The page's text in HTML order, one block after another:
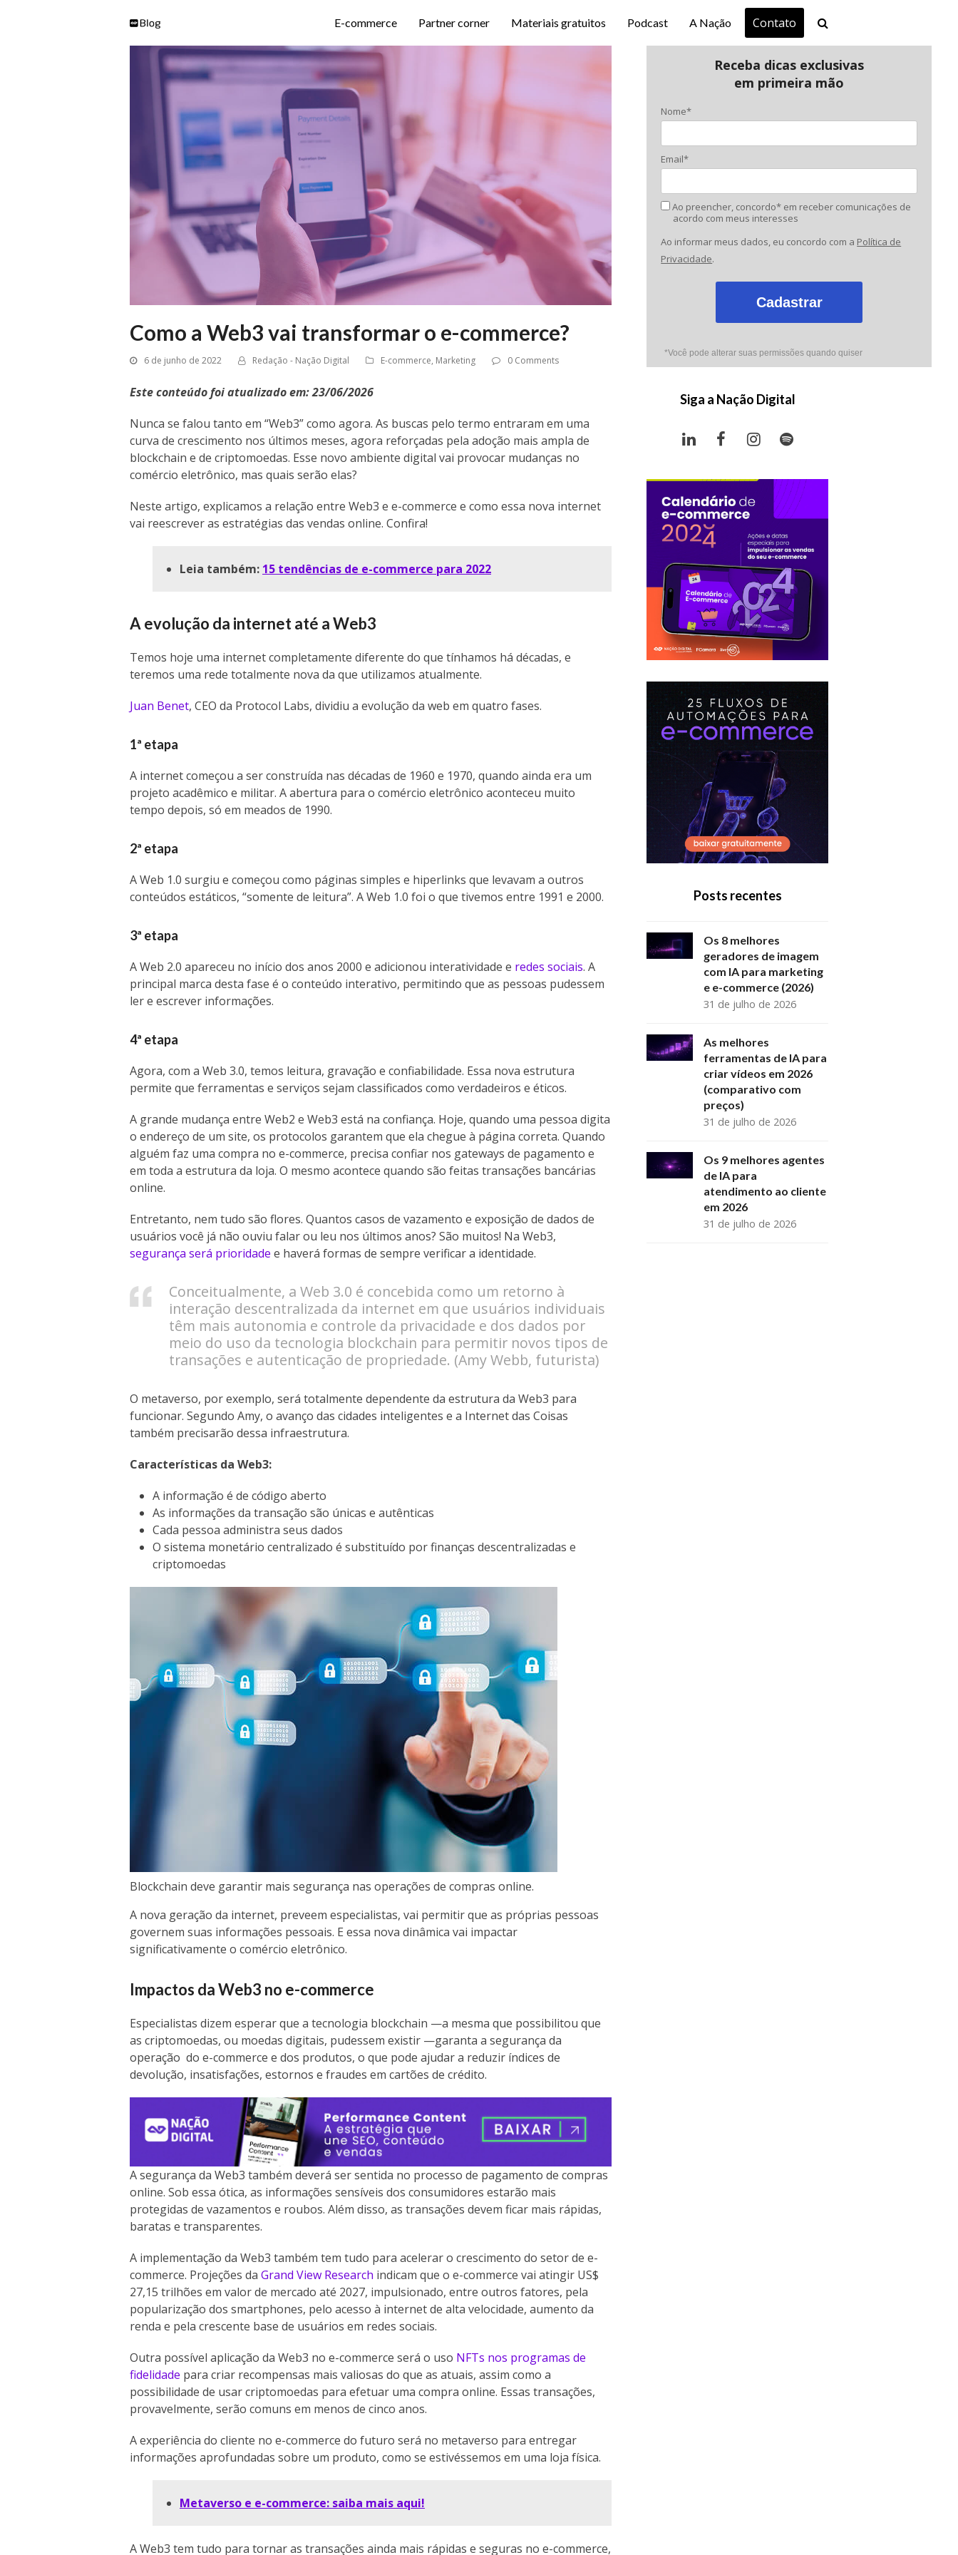
E-commerce Partner corner Materiais gratuitos Podcast A Nação Contato
Como a Web3 vai transformar o e-commerce?
6 de junho de 2022 Redação - Nação Digital E-commerce, Marketing 0 Comments
Este conteúdo foi atualizado em: 23/06/2026
Nunca se falou tanto em “Web3” como agora. As buscas pelo termo entraram em uma
curva de crescimento nos últimos meses, agora reforçadas pela adoção mais ampla de
blockchain e de criptomoedas. Esse novo ambiente digital vai provocar mudanças no
comércio eletrônico, mas quais serão elas?
Neste artigo, explicamos a relação entre Web3 e e-commerce e como essa nova internet
vai reescrever as estratégias das vendas online. Confira!
Leia também: 15 tendências de e-commerce para 2022
A evolução da internet até aWeb3
Temos hoje uma internet completamente diferente do que tínhamos há décadas, e
teremos uma rede totalmente nova da que utilizamos atualmente.
Juan Benet, CEO da Protocol Labs, dividiu a evolução da web em quatro fases.
1ª etapa
A internet começou a ser construída nas décadas de 1960 e 1970, quando ainda era um
projeto acadêmico e militar. A abertura para o comércio eletrônico aconteceu muito
tempo depois, só em meados de 1990.
2ª etapa
A Web 1.0 surgiu e começou como páginas simples e hiperlinks que levavam a outros
conteúdos estáticos, “somente de leitura”. A Web 1.0 foi o que tivemos entre 1991 e 2000.
3ª etapa
A Web 2.0 apareceu no início dos anos 2000 e adicionou interatividade e redes sociais. A
principal marca desta fase é o conteúdo interativo, permitindo que as pessoas pudessem
ler e escrever informações.
4ª etapa
Agora, com a Web 3.0, temos leitura, gravação e confiabilidade. Essa nova estrutura
permite que ferramentas e serviços sejam classificados como verdadeiros e éticos.
A grande mudança entre Web2 e Web3 está na confiança. Hoje, quando uma pessoa digita
o endereço de um site, os protocolos garantem que ela chegue à página correta. Quando
alguém faz uma compra no e-commerce, precisa confiar nos gateways de pagamento e
em toda a estrutura da loja. O mesmo acontece quando são feitas transações bancárias
online.
Entretanto, nem tudo são flores. Quantos casos de vazamento e exposição de dados de
usuários você já não ouviu falar ou leu nos últimos anos? São muitos! Na Web3,
segurança será prioridade e haverá formas de sempre verificar a identidade.
Conceitualmente, a Web 3.0 é concebida como um retorno à
interação descentralizada da internet em que usuários individuais
têm mais autonomia e controle da privacidade e dos dados por
meio do uso da tecnologia blockchain para permitir novos tipos de
transações e autenticação de propriedade. (Amy Webb, futurista)
O metaverso, por exemplo, será totalmente dependente da estrutura da Web3 para
funcionar. Segundo Amy, o avanço das cidades inteligentes e a Internet das Coisas
também precisarão dessa infraestrutura.
Características da Web3:
A informação é de código aberto
As informações da transação são únicas e autênticas
Cada pessoa administra seus dados
O sistema monetário centralizado é substituído por finanças descentralizadas e
criptomoedas
Blockchain deve garantir mais segurança nas operações de compras online.
A nova geração da internet, preveem especialistas, vai permitir que as próprias pessoas
governem suas informações pessoais. E essa nova dinâmica vai impactar
significativamente o comércio eletrônico.
Impactos daWeb3 no e-commerce
Especialistas dizem esperar que a tecnologia blockchain —a mesma que possibilitou que
as criptomoedas, ou moedas digitais, pudessem existir —garanta a segurança da
operação do e-commerce e dos produtos, o que pode ajudar a reduzir índices de
devolução, insatisfações, estornos e fraudes em cartões de crédito.
A segurança da Web3 também deverá ser sentida no processo de pagamento de compras
online. Sob essa ótica, as informações sensíveis dos consumidores estarão mais
protegidas de vazamentos e roubos. Além disso, as transações devem ficar mais rápidas,
baratas e transparentes.
A implementação da Web3 também tem tudo para acelerar o crescimento do setor de e-
commerce. Projeções da Grand View Research indicam que o e-commerce vai atingir US$
27,15 trilhões em valor de mercado até 2027, impulsionado, entre outros fatores, pela
popularização dos smartphones, pelo acesso à internet de alta velocidade, aumento da
renda e pela crescente base de usuários em redes sociais.
Outra possível aplicação da Web3 no e-commerce será o uso NFTs nos programas de
fidelidade para criar recompensas mais valiosas do que as atuais, assim como a
possibilidade de usar criptomoedas para efetuar uma compra online. Essas transações,
provavelmente, serão comuns em menos de cinco anos.
A experiência do cliente no e-commerce do futuro será no metaverso para entregar
informações aprofundadas sobre um produto, como se estivéssemos em uma loja física.
Metaverso e e-commerce: saiba mais aqui!
A Web3 tem tudo para tornar as transações ainda mais rápidas e seguras no e-commerce,
Receba dicas exclusivas
em primeira mão
Nome*
Email*
Ao preencher, concordo* em receber comunicações de
acordo com meus interesses
Ao informar meus dados, eu concordo com a Política de
Privacidade.
Cadastrar
*Você pode alterar suas permissões quando quiser
Siga a Nação Digital
LinkedInFacebook
Instagram
Spotify
Posts recentes
Os 8 melhores
geradores de imagem
com IA para marketing
e e-commerce (2026)
31 de julho de 2026
As melhores
ferramentas de IA para
criar vídeos em 2026
(comparativo com
preços)
31 de julho de 2026
Os 9 melhores agentes
de IA para
atendimento ao cliente
em 2026
31 de julho de 2026